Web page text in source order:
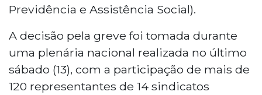
Previdência e Assistência Social).
A decisão pela greve foi tomada durante
uma plenária nacional realizada no último
sábado (13), com a participação de mais de
120 representantes de 14 sindicatos